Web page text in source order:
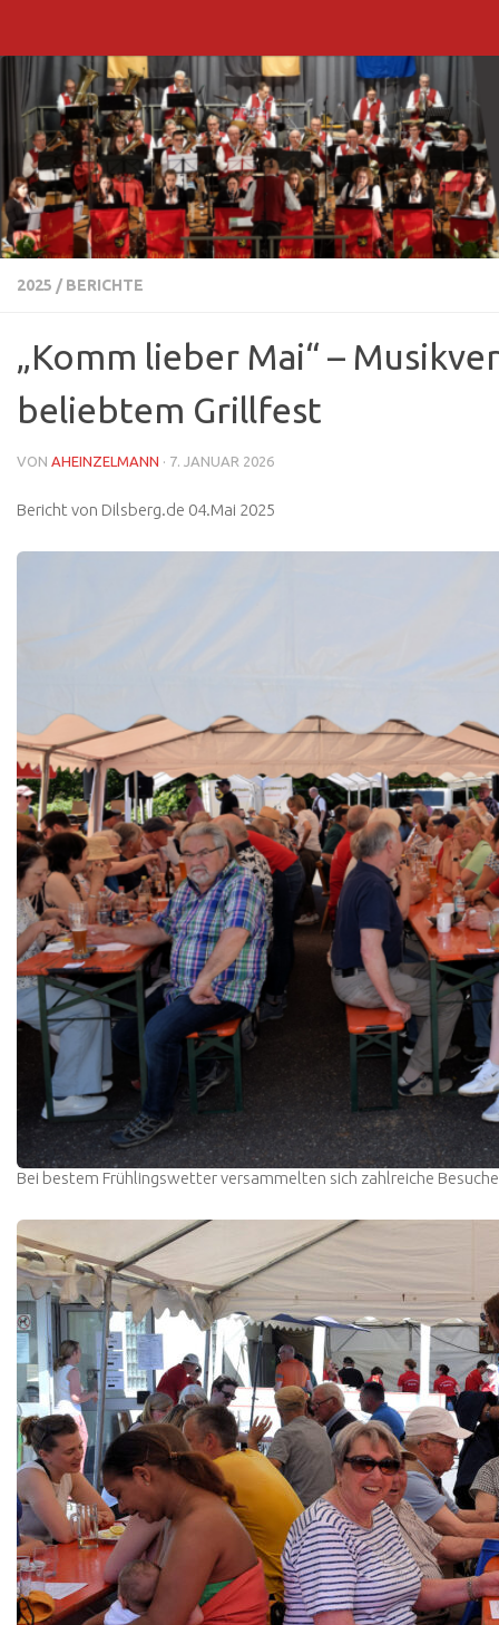
2025 / BERICHTE
„Komm lieber Mai“ –
beliebtem Grillfest
VON AHEINZELMANN · 7. JANUAR 2026
Bericht von Dilsberg.de 04.Mai 2025
Bei bestem Frühlingswetter versammelten sich zahlreiche